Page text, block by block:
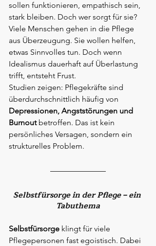
sollen funktionieren, empathisch sein,
stark bleiben. Doch wer sorgt für sie?
Viele Menschen gehen in die Pflege
aus Überzeugung. Sie wollen helfen,
etwas Sinnvolles tun. Doch wenn
Idealismus dauerhaft auf Überlastung
trifft, entsteht Frust.
Studien zeigen: Pflegekräfte sind
überdurchschnittlich häufig von
Depressionen, Angststörungen und
Burnout betroffen. Das ist kein
persönliches Versagen, sondern ein
strukturelles Problem.
Selbstfürsorge in der Pflege – ein
Tabuthema
Selbstfürsorge klingt für viele
Pflegepersonen fast egoistisch. Dabei